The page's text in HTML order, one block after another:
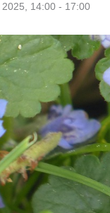
2025, 14:00 - 17:00